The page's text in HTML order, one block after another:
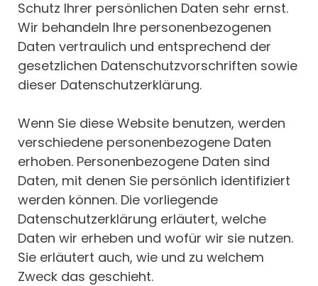
Schutz Ihrer persönlichen Daten sehr ernst.
Wir behandeln Ihre personenbezogenen
Daten vertraulich und entsprechend der
gesetzlichen Datenschutzvorschriften sowie
dieser Datenschutzerklärung.
Wenn Sie diese Website benutzen, werden
verschiedene personenbezogene Daten
erhoben. Personenbezogene Daten sind
Daten, mit denen Sie persönlich identifiziert
werden können. Die vorliegende
Datenschutzerklärung erläutert, welche
Daten wir erheben und wofür wir sie nutzen.
Sie erläutert auch, wie und zu welchem
Zweck das geschieht.